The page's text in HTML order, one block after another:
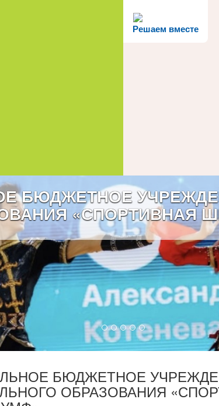
Решаем вместе
БЮДЖЕТНОЕ
«СПОРТИВНАЯ
БЮДЖЕТНОЕ
ОБРАЗОВАНИЯ